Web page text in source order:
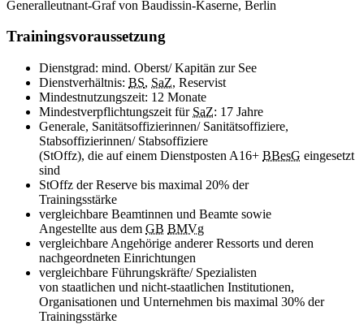
Generalleutnant-Graf von Baudissin-Kaserne, Berlin
Trainingsvoraussetzung
Dienstgrad: mind. Oberst/ Kapitän zur See
Dienstverhältnis: BS, SaZ, Reservist
Mindestnutzungszeit: 12 Monate
Mindestverpflichtungszeit für SaZ: 17 Jahre
Generale, Sanitätsoffizierinnen/ Sanitätsoffiziere,
Stabsoffizierinnen/ Stabsoffiziere
(StOffz), die auf einem Dienstposten A16+ BBesG eingesetzt
sind
StOffz der Reserve bis maximal 20% der
Trainingsstärke
vergleichbare Beamtinnen und Beamte sowie
Angestellte aus dem GB BMVg
vergleichbare Angehörige anderer Ressorts und deren
nachgeordneten Einrichtungen
vergleichbare Führungskräfte/ Spezialisten
von staatlichen und nicht-staatlichen Institutionen,
Organisationen und Unternehmen bis maximal 30% der
Trainingsstärke